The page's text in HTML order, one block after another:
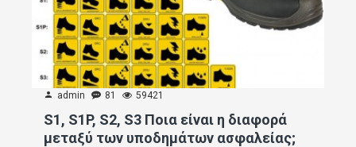
admin 81 59421
S1, S1P, S2, S3 Ποια είναι η διαφορά
μεταξύ των υποδημάτων ασφαλείας;